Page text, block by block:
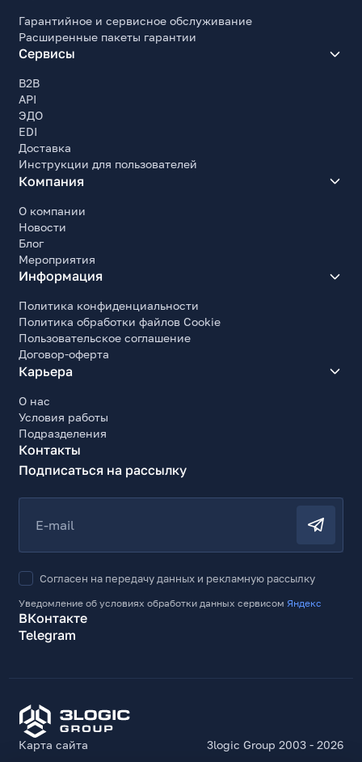
Гарантийное и сервисное обслуживание
Расширенные пакеты гарантии
Сервисы
B2B
API
ЭДО
EDI
Доставка
Инструкции для пользователей
Компания
О компании
Новости
Блог
Мероприятия
Информация
Политика конфиденциальности
Политика обработки файлов Cookie
Пользовательское соглашение
Договор-оферта
Карьера
О нас
Условия работы
Подразделения
Контакты
Подписаться на рассылку
E-mail
Согласен на передачу данных и рекламную рассылку
Уведомление об условиях обработки данных сервисом Яндекс
ВКонтакте
Telegram
Карта сайта 3logic Group 2003 - 2026